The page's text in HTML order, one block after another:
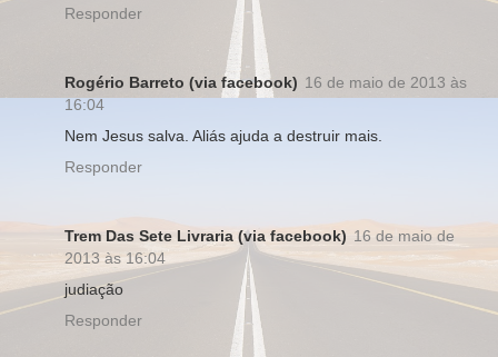
Responder
Rogério Barreto (via facebook) 16 de maio de 2013 às
16:04
Nem Jesus salva. Aliás ajuda a destruir mais.
Responder
Trem Das Sete Livraria (via facebook) 16 de maio de
2013 às 16:04
judiação
Responder